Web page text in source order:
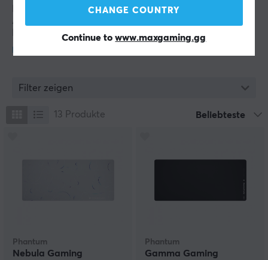
CHANGE COUNTRY
Continue towww.maxgaming.gg
Phantum ist eine Marke, die Gaming- und kreative
Arbeitsbereiche durch Premiumprodukte mit Fokus auf
Design neu definiert. Das Unternehmen wurde aus
einer Leidenschaft für ästhetische Eleganz und
praktische Funktionalität gegründet, mit dem Ziel,
anspruchsvollen Stil verleihen. Ihre Philosophie basiert
Genau wie ein Geist ermutigen sie zu Bewegungen mit
Filter zeigen
13 Produkte Beliebteste
Phantum
Nebula Gaming
Phantum
Gamma Gaming